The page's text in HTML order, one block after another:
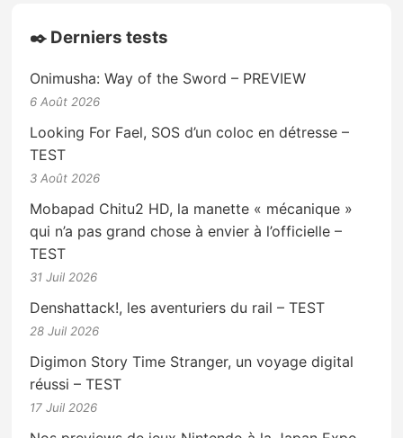
✒️ Derniers tests
Onimusha: Way of the Sword – PREVIEW
6 Août 2026
Looking For Fael, SOS d’un coloc en détresse –
TEST
3 Août 2026
Mobapad Chitu2 HD, la manette « mécanique »
qui n’a pas grand chose à envier à l’officielle –
TEST
31 Juil 2026
Denshattack!, les aventuriers du rail – TEST
28 Juil 2026
Digimon Story Time Stranger, un voyage digital
réussi – TEST
17 Juil 2026